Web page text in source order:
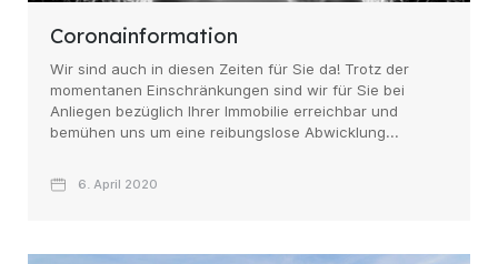
Coronainformation
Wir sind auch in diesen Zeiten für Sie da! Trotz der
momentanen Einschränkungen sind wir für Sie bei
Anliegen bezüglich Ihrer Immobilie erreichbar und
bemühen uns um eine reibungslose Abwicklung...
6. April 2020